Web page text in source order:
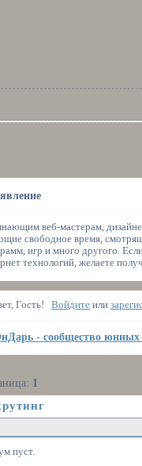
веб-мастерам,
свободное время,
игр и много другого.
технологий, желаете
Гость! Войдите или
- сообщество юнных
1
пуст.